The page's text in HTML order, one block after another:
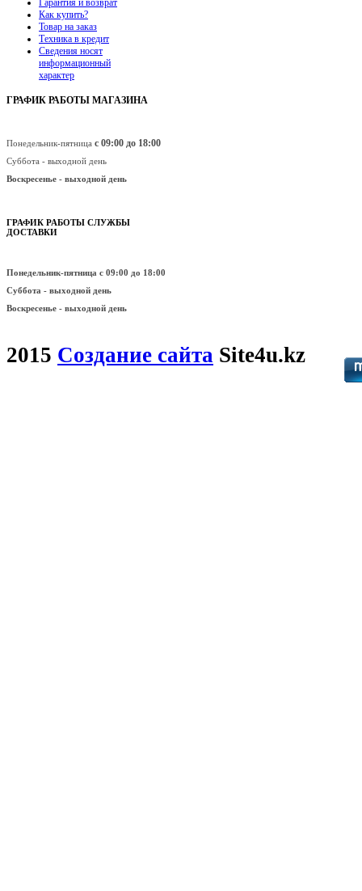
Гарантия и возврат
Как купить?
Товар на заказ
Техника в кредит
Сведения носят
информационный
характер
ГРАФИК РАБОТЫ МАГАЗИНА
Понедельник-пятница с 09:00 до 18:00
Суббота - выходной день
Воскресенье - выходной день
ГРАФИК РАБОТЫ СЛУЖБЫ
ДОСТАВКИ
Понедельник-пятница с 09:00 до 18:00
Суббота - выходной день
Воскресенье - выходной день
2015 Создание сайта Site4u.kz